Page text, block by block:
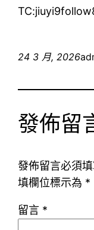
24 3 月, 2026
發佈留
發佈留言必須
填欄位標示為 *
留言 *